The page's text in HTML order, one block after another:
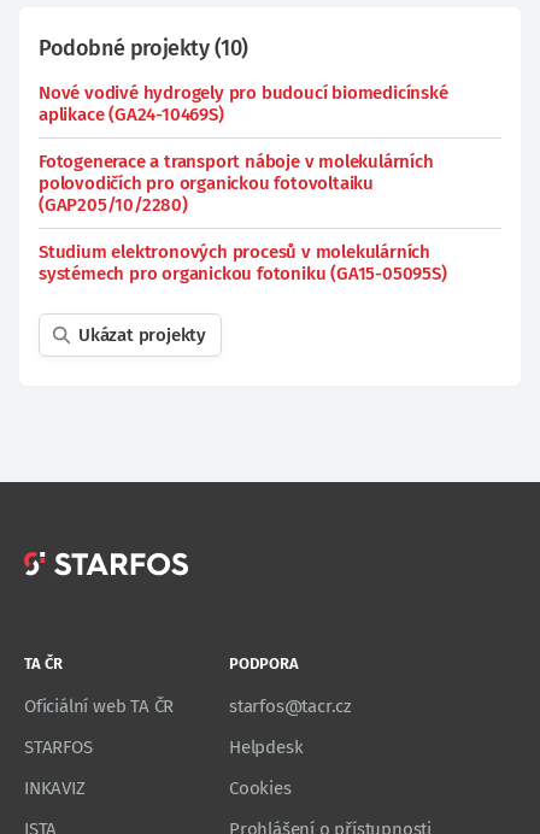
Podobné projekty(10)
Nové vodivé hydrogely pro budoucí biomedicínské
aplikace (GA24-10469S)
Fotogenerace a transport náboje v molekulárních
polovodičích pro organickou fotovoltaiku
(GAP205/10/2280)
Studium elektronových procesů v molekulárních
systémech pro organickou fotoniku (GA15-05095S)
Ukázat projekty
TA ČR
Oficiální web TA ČR
STARFOS
INKAVIZ
ISTA
PODPORA
starfos@tacr.cz
Helpdesk
Cookies
Prohlášení o přístupnosti